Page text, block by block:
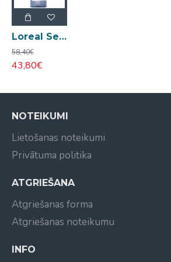
Loreal Serie Expert Blondifier Gloss šampūns blondiem matiem 1,5L
58,40€
43,80€
NOTEIKUMI
Lietošanas noteikumi
Privātuma politika
ATGRIEŠANA
Atgriešanas forma
Atgriešanas noteikumu
INFO